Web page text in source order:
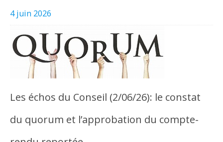
4 juin 2026
Les échos du Conseil (2/06/26): le constat
du quorum et l’approbation du compte-